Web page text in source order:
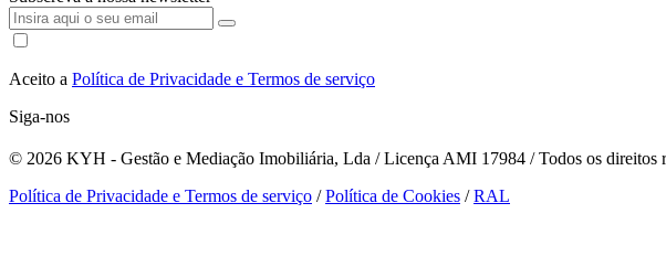
Aceito a Política de Privacidade e Termos de serviço
Siga-nos
© 2026 KYH - Gestão e Mediação Imobiliária, Lda / Licença AMI 17984 / Todos os direitos
Política de Privacidade e Termos de serviço /Política de Cookies /RAL